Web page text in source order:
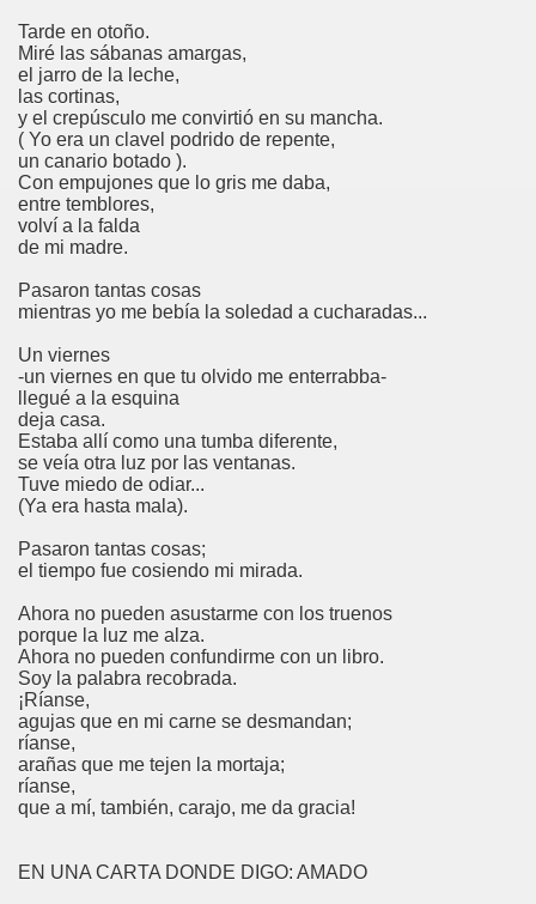
Tarde en otoño.
Miré las sábanas amargas,
el jarro de la leche,
las cortinas,
y el crepúsculo me convirtió en su mancha.
( Yo era un clavel podrido de repente,
un canario botado ).
Con empujones que lo gris me daba,
entre temblores,
volví a la falda
de mi madre.
Pasaron tantas cosas
mientras yo me bebía la soledad a cucharadas...
Un viernes
-un viernes en que tu olvido me enterrabba-
llegué a la esquina
deja casa.
Estaba allí como una tumba diferente,
se veía otra luz por las ventanas.
Tuve miedo de odiar...
(Ya era hasta mala).
Pasaron tantas cosas;
el tiempo fue cosiendo mi mirada.
Ahora no pueden asustarme con los truenos
porque la luz me alza.
Ahora no pueden confundirme con un libro.
Soy la palabra recobrada.
¡Ríanse,
agujas que en mi carne se desmandan;
ríanse,
arañas que me tejen la mortaja;
ríanse,
que a mí, también, carajo, me da gracia!
EN UNA CARTA DONDE DIGO: AMADO